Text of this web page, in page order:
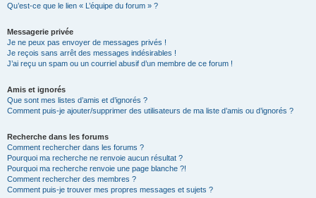
Qu’est-ce que le lien « L’équipe du forum » ?
Messagerie privée
Je ne peux pas envoyer de messages privés !
Je reçois sans arrêt des messages indésirables !
J’ai reçu un spam ou un courriel abusif d’un membre de ce forum !
Amis et ignorés
Que sont mes listes d’amis et d’ignorés ?
Comment puis-je ajouter/supprimer des utilisateurs de ma liste d’amis ou d’ignorés ?
Recherche dans les forums
Comment rechercher dans les forums ?
Pourquoi ma recherche ne renvoie aucun résultat ?
Pourquoi ma recherche renvoie une page blanche ?!
Comment rechercher des membres ?
Comment puis-je trouver mes propres messages et sujets ?